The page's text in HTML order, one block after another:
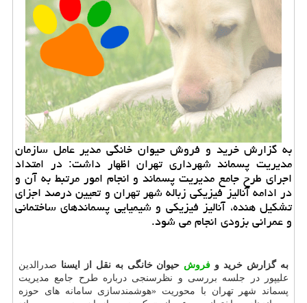
به گزارش خرید و فروش حیوان خانگی مدیر عامل سازمان
مدیریت پسماند شهرداری تهران اظهار داشت: در امتداد
اجرای طرح جامع مدیریت پسماند و انجام امور مرتبط به آن و
در ادامه آنالیز فیزیكی زباله شهر تهران و تعیین درصد اجزای
تشكیل هنده، آنالیز فیزیكی و شیمیایی پسماندهای ساختمانی
و عمرانی بزودی انجام می شود.
به گزارش خرید و فروش حیوان خانگی به نقل از ایسنا صدرالدین
علیپور در جلسه بررسی و نظرسنجی درباره طرح جامع مدیریت
پسماند شهر تهران با محوریت «هوشمندسازی سامانه های حوزه